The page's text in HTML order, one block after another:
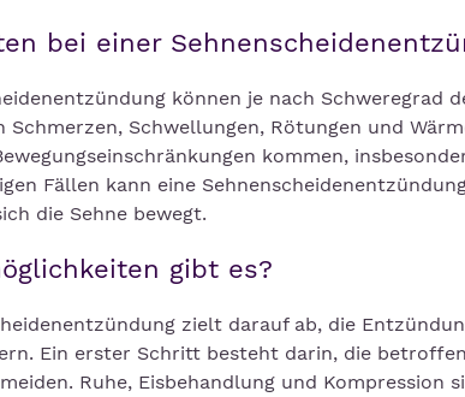
bei einer
können je nach Schweregrad
Schwellungen, Rötungen und
kommen,
Fällen kann eine
die Sehne bewegt.
gibt es?
zielt darauf ab, die
Ein erster Schritt besteht darin, die
Ruhe, Eisbehandlung und Kompression